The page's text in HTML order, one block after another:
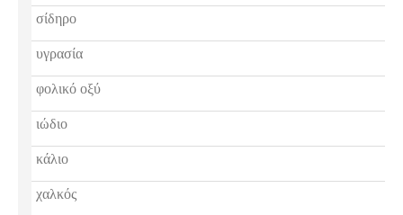
σίδηρο
υγρασία
φολικό οξύ
ιώδιο
κάλιο
χαλκός